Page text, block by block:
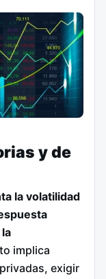
y de
la volatilidad
implica
exigir